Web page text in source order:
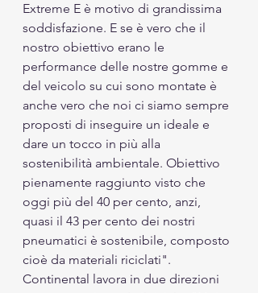
Extreme E è motivo di grandissima
soddisfazione. E se è vero che il
nostro obiettivo erano le
performance delle nostre gomme e
del veicolo su cui sono montate è
anche vero che noi ci siamo sempre
proposti di inseguire un ideale e
dare un tocco in più alla
sostenibilità ambientale. Obiettivo
pienamente raggiunto visto che
oggi più del 40 per cento, anzi,
quasi il 43 per cento dei nostri
pneumatici è sostenibile, composto
cioè da materiali riciclati".
Continental lavora in due direzioni